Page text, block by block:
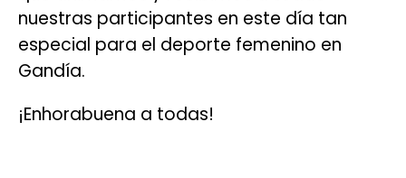
nuestras participantes en este día tan
especial para el deporte femenino en
Gandía.
¡Enhorabuena a todas!